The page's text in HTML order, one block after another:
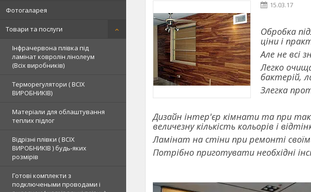
Фотогаларея
Товари та послуги
Інфрачервона плівка під
ламінат ковролін лінолеум
(Всіх виробників)
Терморегулятори ( ВСІХ
ВИРОБНИКІВ)
Матеріали для облаштування
теплих підлог
Відрізні плівки ( ВСІХ
ВИРОБНИКІВ ) будь-яких
розмірів
Готові комплекти з
подключеными проводами і
15.03.17
Обробка
ціни і
Але не всі
Легко
бактерій,
Злегка
Дизайн інтер'єр кімнати та при
величезну кількість кольорів і
Ламінат на стіни при ремонті
Потрібно приготувати необхідні